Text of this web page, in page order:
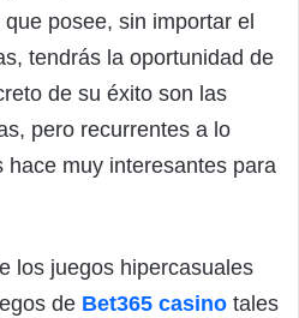
posee, sin importar el
tendrás la oportunidad de
de su éxito son las
pero recurrentes a lo
hace muy interesantes para
los juegos hipercasuales
de Bet365 casino tales